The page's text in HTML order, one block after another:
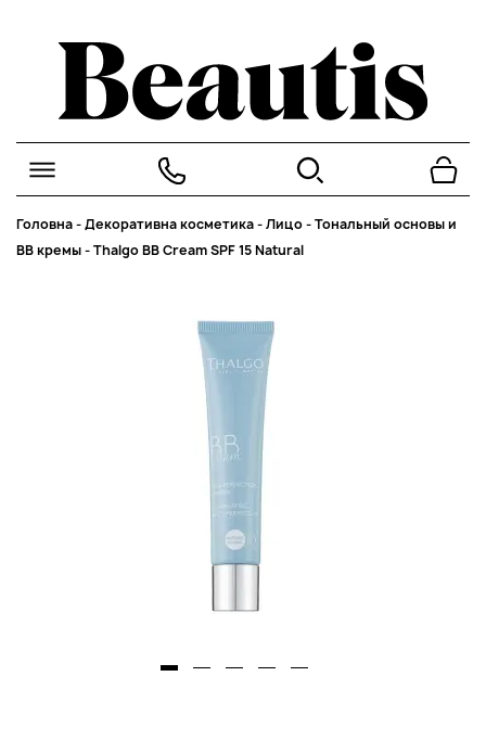
Головна-Декоративна косметика-Лицо-Тональный основы и
BB кремы-Thalgo BB Cream SPF 15 Natural